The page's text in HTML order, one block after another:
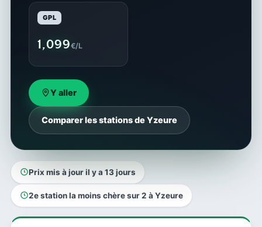
GPL
1,099€/L
Y aller
Comparer les stations de Yzeure
Prix mis à jour il y a 13 jours
2e station la moins chère sur 2 à Yzeure